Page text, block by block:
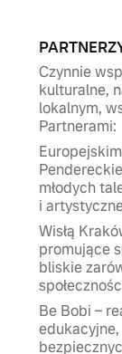
Czynnie
kulturalne,
lokalnym,
Partnerami:
młodych
i
Wisłą
promujące
bliskie
Be Bobi –